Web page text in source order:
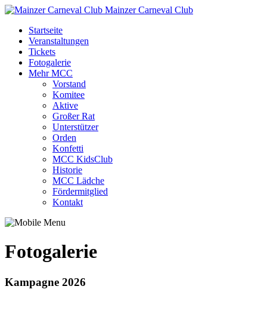
Mainzer Carneval Club
Startseite
Veranstaltungen
Tickets
Fotogalerie
Mehr MCC
Vorstand
Komitee
Aktive
Großer Rat
Unterstützer
Orden
Konfetti
MCC KidsClub
Historie
MCC Lädche
Fördermitglied
Kontakt
Fotogalerie
Kampagne 2026